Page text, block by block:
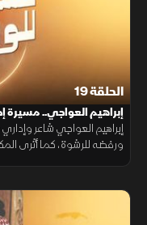
الحلقة 19
إبراهيم العواجي.. مسيرة
إبراهيم العواجي شاعر
ورفضه للرشوة، كما أثرى